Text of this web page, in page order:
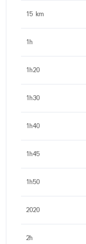
15 km
1h
1h20
1h30
1h40
1h45
1h50
2020
2h